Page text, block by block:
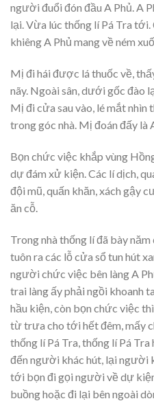
người đuổi đón đầu A Phủ. A
lại. Vừa lúc thống lí Pá Tra tới.
khiêng A Phủ mang về ném
Mị đi hái được lá thuốc về,
nãy. Ngoài sân, dưới gốc đào
Mị đi cửa sau vào, lé mắt
trong góc nhà. Mị đoán đấy là
Bọn chức việc khắp vùng
dự đám xử kiện. Các lí dịch,
đội mũ, quấn khăn, xách gậy
ăn cỗ.
Trong nhà thống lí đã bày
tuôn ra các lỗ cửa sổ tun hút
người chức việc bên làng A
trai làng ấy phải ngồi khoanh
hầu kiện, còn bọn chức việc
từ trưa cho tới hết đêm, mấy
thống lí Pá Tra, thống lí Pá
đến người khác hút, lại người
tới bọn đi gọi người về dự
buồng hoặc đi lại bên ngoài